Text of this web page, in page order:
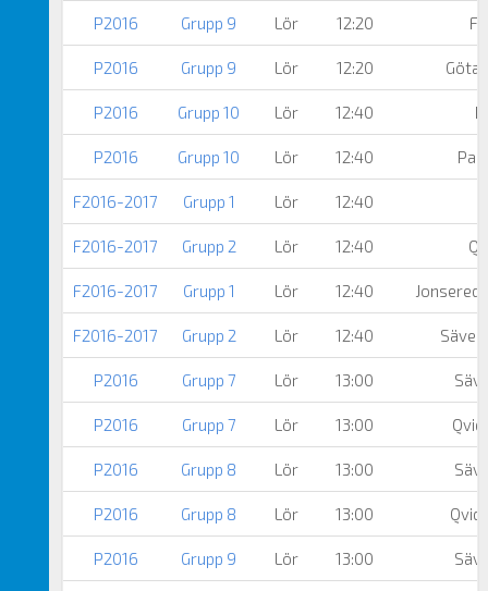
P2016 Grupp 9 Lör 12:20
P2016 Grupp 9 Lör 12:20
P2016 Grupp 10 Lör 12:40
P2016 Grupp 10 Lör 12:40
F2016-2017 Grupp 1 Lör 12:40
F2016-2017 Grupp 2 Lör 12:40
F2016-2017 Grupp 1 Lör 12:40
F2016-2017 Grupp 2 Lör 12:40
P2016 Grupp 7 Lör 13:00
P2016 Grupp 7 Lör 13:00
P2016 Grupp 8 Lör 13:00
P2016 Grupp 8 Lör 13:00
P2016 Grupp 9 Lör 13:00